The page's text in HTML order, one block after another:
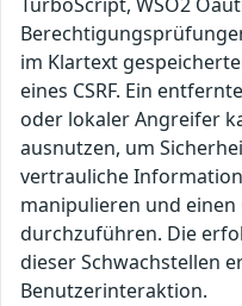
im Klartext
eines CSRF. Ein
oder lokaler Angreifer
ausnutzen, um
vertrauliche
manipulieren und
durchzuführen. Die
dieser Schwachstellen
Benutzerinteraktion.